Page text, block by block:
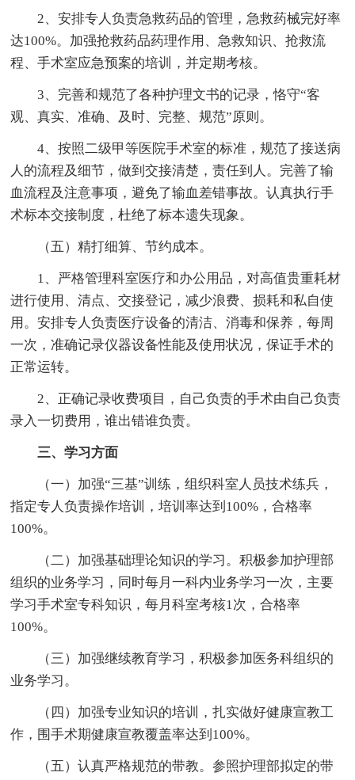
2、安排专人负责急救药品的管理，急救药械完好率
达100%。加强抢救药品药理作用、急救知识、抢救流
程、手术室应急预案的培训，并定期考核。
3、完善和规范了各种护理文书的记录，恪守“客
观、真实、准确、及时、完整、规范”原则。
4、按照二级甲等医院手术室的标准，规范了接送病
人的流程及细节，做到交接清楚，责任到人。完善了输
血流程及注意事项，避免了输血差错事故。认真执行手
术标本交接制度，杜绝了标本遗失现象。
（五）精打细算、节约成本。
1、严格管理科室医疗和办公用品，对高值贵重耗材
进行使用、清点、交接登记，减少浪费、损耗和私自使
用。安排专人负责医疗设备的清洁、消毒和保养，每周
一次，准确记录仪器设备性能及使用状况，保证手术的
正常运转。
2、正确记录收费项目，自己负责的手术由自己负责
录入一切费用，谁出错谁负责。
三、学习方面
（一）加强“三基”训练，组织科室人员技术练兵，
指定专人负责操作培训，培训率达到100%，合格率
100%。
（二）加强基础理论知识的学习。积极参加护理部
组织的业务学习，同时每月一科内业务学习一次，主要
学习手术室专科知识，每月科室考核1次，合格率
100%。
（三）加强继续教育学习，积极参加医务科组织的
业务学习。
（四）加强专业知识的培训，扎实做好健康宣教工
作，围手术期健康宣教覆盖率达到100%。
（五）认真严格规范的带教。参照护理部拟定的带